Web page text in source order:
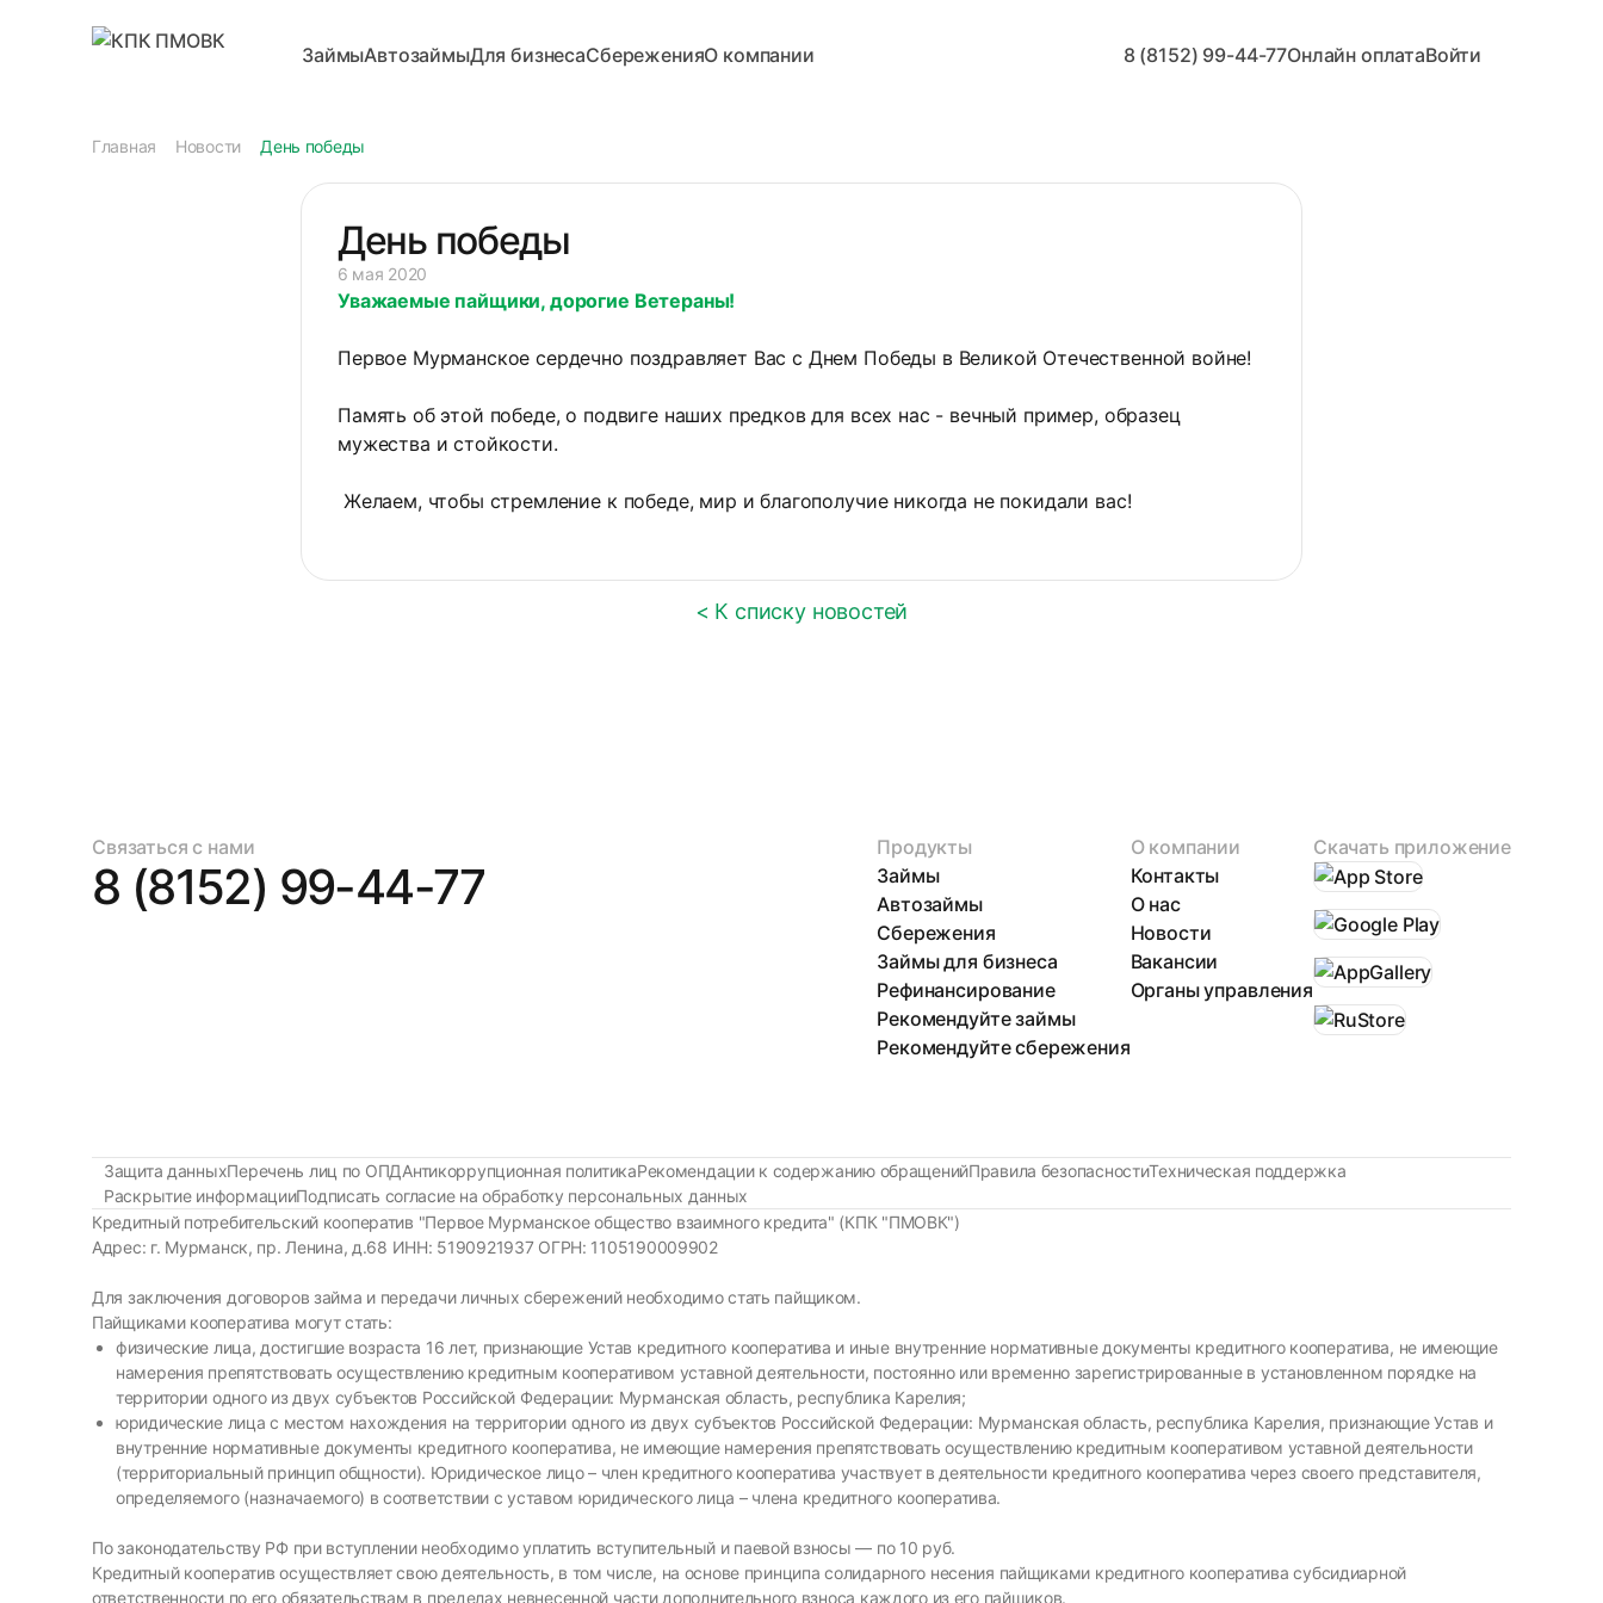
ЗаймыАвтозаймыДля бизнесаСбереженияО компании 8 (8152) 99-44-77Онлайн оплатаВойти
Главная Новости День победы
День победы
6 мая 2020
Уважаемые пайщики, дорогие Ветераны!
Первое Мурманское сердечно поздравляет Вас с Днем Победы в Великой Отечественной войне!
Память об этой победе, о подвиге наших предков для всех нас - вечный пример, образец
мужества и стойкости.
Желаем, чтобы стремление к победе, мир и благополучие никогда не покидали вас!
< К списку новостей
Связаться с нами
8 (8152) 99-44-77
Продукты
Займы
Автозаймы
Сбережения
Займы для бизнеса
Рефинансирование
Рекомендуйте займы
Рекомендуйте сбережения
О компании
Контакты
О нас
Новости
Вакансии
Органы управления
Скачать приложение
Защита данныхПеречень лиц по ОПДАнтикоррупционная политикаРекомендации к содержанию обращенийПравила безопасностиТехническая поддержка
Раскрытие информацииПодписать согласие на обработку персональных данных
Кредитный потребительский кооператив "Первое Мурманское общество взаимного кредита" (КПК "ПМОВК")
Адрес: г. Мурманск, пр. Ленина, д.68 ИНН: 5190921937 ОГРН: 1105190009902
Для заключения договоров займа и передачи личных сбережений необходимо стать пайщиком.
Пайщиками кооператива могут стать:
физические лица, достигшие возраста 16 лет, признающие Устав кредитного кооператива и иные внутренние нормативные документы кредитного кооператива, не имеющие
намерения препятствовать осуществлению кредитным кооперативом уставной деятельности, постоянно или временно зарегистрированные в установленном порядке на
территории одного из двух субъектов Российской Федерации: Мурманская область, республика Карелия;
юридические лица с местом нахождения на территории одного из двух субъектов Российской Федерации: Мурманская область, республика Карелия, признающие Устав и
внутренние нормативные документы кредитного кооператива, не имеющие намерения препятствовать осуществлению кредитным кооперативом уставной деятельности
(территориальный принцип общности). Юридическое лицо – член кредитного кооператива участвует в деятельности кредитного кооператива через своего представителя,
определяемого (назначаемого) в соответствии с уставом юридического лица – члена кредитного кооператива.
По законодательству РФ при вступлении необходимо уплатить вступительный и паевой взносы — по 10 руб.
Кредитный кооператив осуществляет свою деятельность, в том числе, на основе принципа солидарного несения пайщиками кредитного кооператива субсидиарной
ответственности по его обязательствам в пределах невнесенной части дополнительного взноса каждого из его пайщиков.